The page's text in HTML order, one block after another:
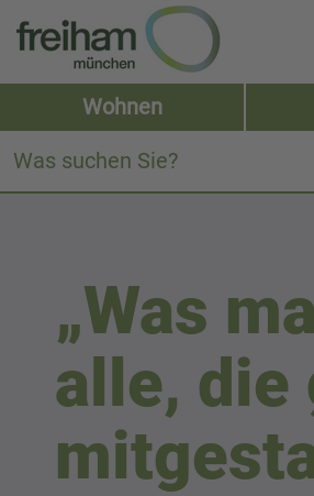
Inhalt
springen
Wohnen
„Was
alle, die